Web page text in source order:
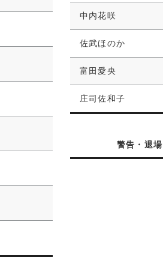
中内花咲
佐武ほのか
富田愛央
庄司佐和子
警告・退場